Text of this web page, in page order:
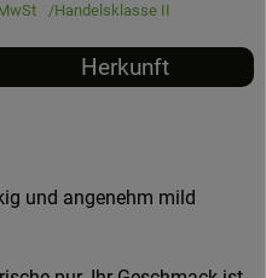
Handelsklasse II
Herkunft
und angenehm mild